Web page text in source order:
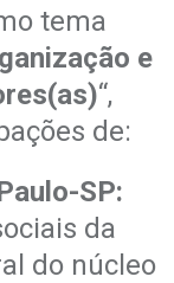
tema
e
“,
de:
SP:
da
do núcleo